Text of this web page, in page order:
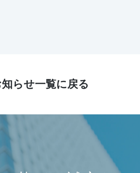
らせ一覧に戻る